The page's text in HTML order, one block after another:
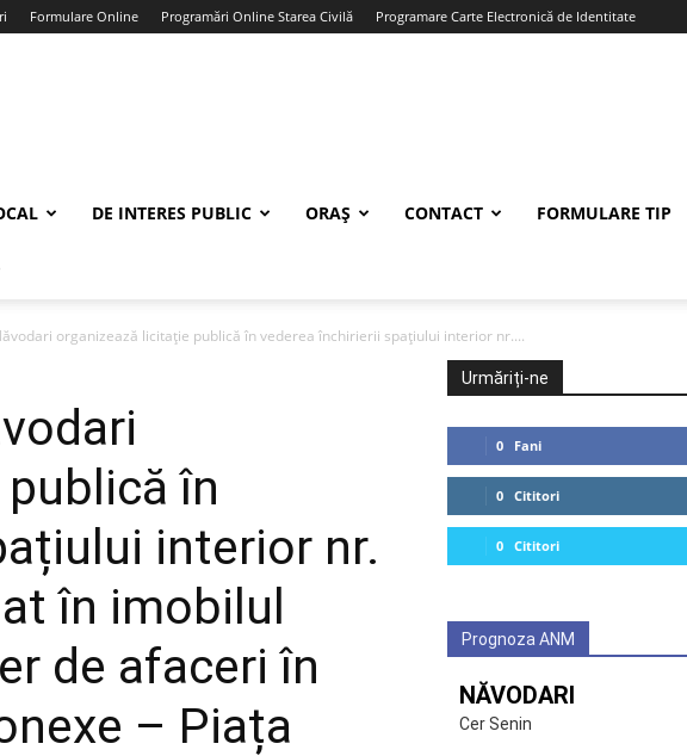
Formulare Online Programări Online Starea Civilă Programare Carte Electronică de Identitate
DE INTERES PUBLIC ORAȘ CONTACT FORMULARE TIP
organizează licitaţie publică în vederea închirierii spațiului interior nr....
în
interior nr.
în imobilul
de afaceri în
– Piața
Urmăriți-ne
0 Fani
0 Cititori
0 Cititori
Prognoza ANM
NĂVODARI
Cer Senin